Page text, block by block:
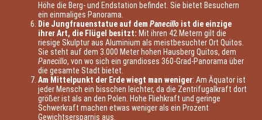
Höhe die Berg- und Endstation befindet. Sie bietet Besuchern
ein einmaliges Panorama.
Die Jungfrauenstatue auf dem Panecillo ist die einzige
ihrer Art, die Flügel besitzt: Mit ihren 42 Metern gilt die
riesige Skulptur aus Aluminium als meistbesuchter Ort Quitos.
Sie steht auf dem 3.000 Meter hohen Hausberg Quitos, dem
Panecillo, von wo sich ein grandioses 360-Grad-Panorama über
die gesamte Stadt bietet.
Am Mittelpunkt der Erde wiegt man weniger: Am Äquator ist
jeder Mensch ein bisschen leichter, da die Zentrifugalkraft dort
größer ist als an den Polen. Hohe Fliehkraft und geringe
Schwerkraft machen etwas weniger als ein Prozent
Gewichtsersparnis aus.